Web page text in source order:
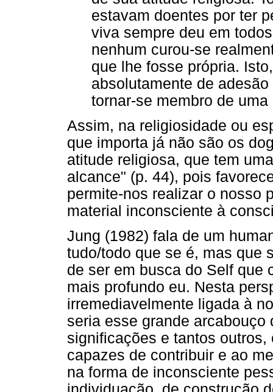
estavam doentes por ter
viva sempre deu em
nenhum curou-se
que lhe fosse própria.
absolutamente de
tornar-se membro de
Assim, na religiosidade ou
que importa já não são os
atitude religiosa, que tem
alcance" (p. 44), pois
permite-nos realizar o nosso
material inconsciente à
Jung (1982) fala de um
tudo/todo que se é, mas que
de ser em busca do Self que
mais profundo eu. Nesta
irremediavelmente ligada à
seria esse grande
significações e tantos
capazes de contribuir e ao
na forma de inconsciente